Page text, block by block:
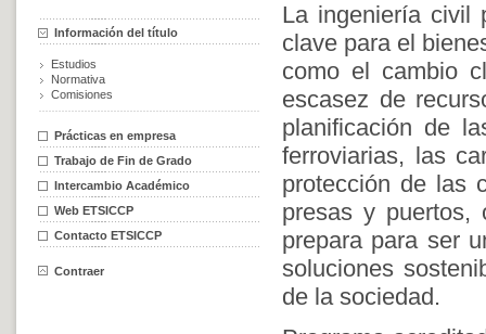
Información del título
Estudios
Normativa
Comisiones
Prácticas en empresa
Trabajo de Fin de Grado
Intercambio Académico
Web ETSICCP
Contacto ETSICCP
Contraer
La ingeniería civil
clave para el
como el cambio
escasez de
planificación de
ferroviarias, las
protección de las
presas y puertos,
prepara para ser
soluciones
de la sociedad.